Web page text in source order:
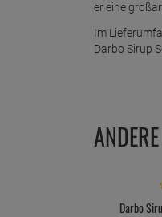
er eine
Im
Darbo Sirup
Darbo